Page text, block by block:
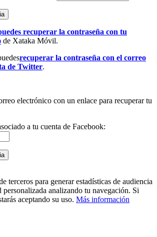
recuperar la contraseña con tu
de Xataka Móvil.
recuperar la contraseña con el correo
de Twitter.
electrónico con un enlace para recuperar tu
a tu cuenta de Facebook:
terceros para generar estadísticas de audiencia
analizando tu navegación. Si
aceptando su uso. Más información